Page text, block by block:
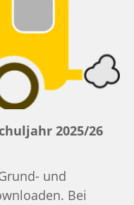
2025/26
und
Bei